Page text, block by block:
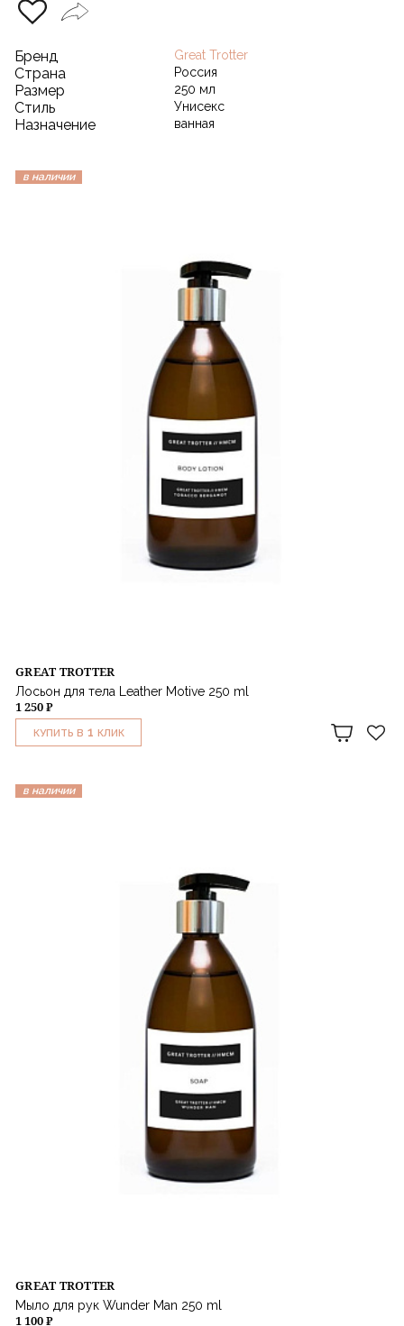
Бренд Great Trotter
Страна Россия
Размер 250 мл
Стиль Унисекс
Назначение ванная
в наличии
GREAT TROTTER
Лосьон для тела Leather Motive 250 ml
1 250 ₽
КУПИТЬ В 1 КЛИК
в наличии
GREAT TROTTER
Мыло для рук Wunder Man 250 ml
1 100 ₽